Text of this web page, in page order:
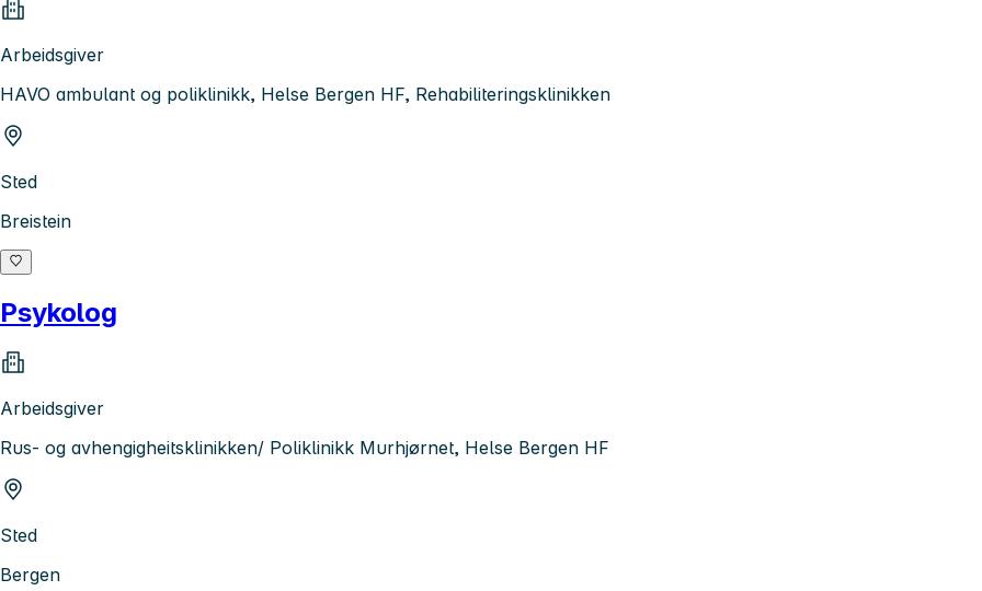
Arbeidsgiver
HAVO ambulant og poliklinikk, Helse Bergen HF, Rehabiliteringsklinikken
Sted
Breistein
Psykolog
Arbeidsgiver
Rus- og avhengigheitsklinikken/ Poliklinikk Murhjørnet, Helse Bergen HF
Sted
Bergen